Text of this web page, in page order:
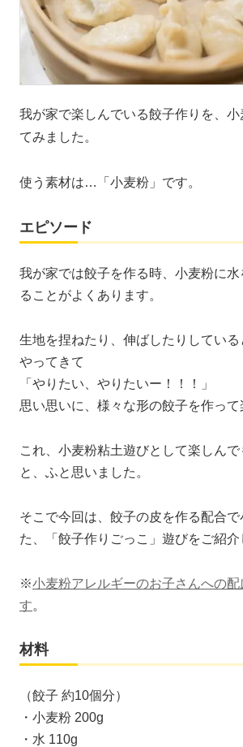
我が家で楽しんでいる餃子作りを、
てみました。
使う素材は…「小麦粉」です。
エピソード
我が家では餃子を作る時、小麦粉に
ることがよくあります。
生地を捏ねたり、伸ばしたりしてい
やってきて
「やりたい、やりたいー！！！」
思い思いに、様々な形の餃子を作って
これ、小麦粉粘土遊びとして楽しん
と、ふと思いました。
そこで今回は、餃子の皮を作る配合
た、「餃子作りごっこ」遊びをご紹介
※小麦粉アレルギーのお子さんへの配
す。
材料
（餃子 約10個分）
・小麦粉 200g
・水 110g